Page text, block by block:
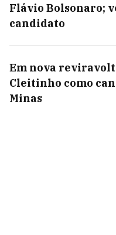
Flávio Bolsonaro;
candidato
Em nova
Cleitinho como
Minas